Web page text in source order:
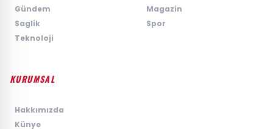
Gündem
Magazin
Saglik
Spor
Teknoloji
KURUMSAL
Hakkımızda
Künye